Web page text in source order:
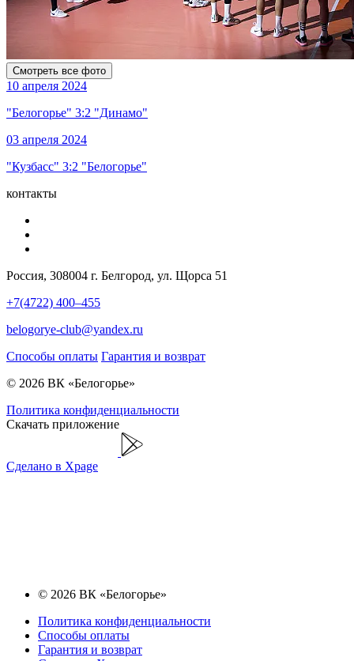
Смотреть все фото
10 апреля 2024
"Белогорье" 3:2 "Динамо"
03 апреля 2024
"Кузбасс" 3:2 "Белогорье"
контакты
Россия, 308004 г. Белгород, ул. Щорса 51
+7(4722) 400–455
belogorye-club@yandex.ru
Способы оплаты Гарантия и возврат
© 2026 ВК «Белогорье»
Политика конфиденциальности
Скачать приложение
Сделано в Xpage
© 2026 ВК «Белогорье»
Политика конфиденциальности
Способы оплаты
Гарантия и возврат